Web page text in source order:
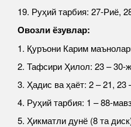
19. Руҳий тарбия: 27-Риё,
Овозли ёзувлар:
1. Қуръони Карим
2. Тафсири Ҳилол: 23 – 30-
3. Ҳадис ва ҳаёт: 2 – 21, 23
4. Руҳий тарбия: 1 – 88-
5. Ҳикматли дунё (8 та